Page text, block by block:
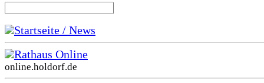
Startseite / News
Rathaus Online
online.holdorf.de